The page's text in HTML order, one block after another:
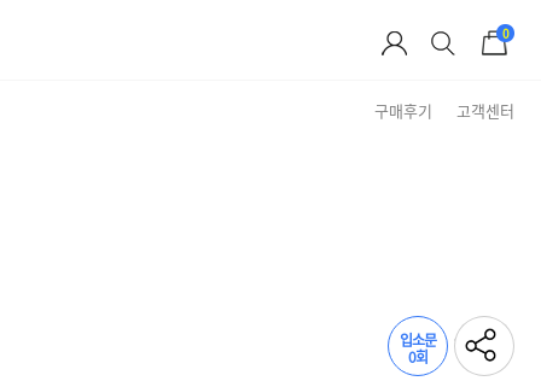
0
구매후기 고객센터
입소문
0회